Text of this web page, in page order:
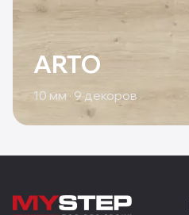
ARTO
10 мм · 9 декоров